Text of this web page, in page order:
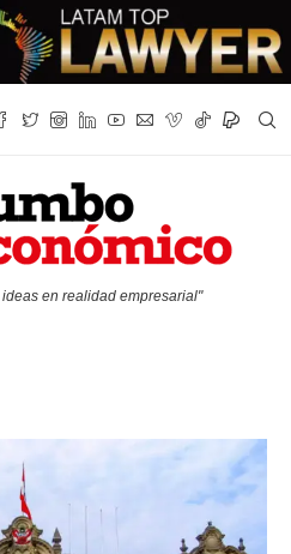
en realidad empresarial"